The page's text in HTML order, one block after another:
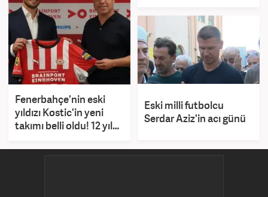
Fenerbahçe'nin eski
yıldızı Kostic'in yeni
takımı belli oldu! 12 yıl
Eski milli futbolcu
Serdar Aziz'in acı günü